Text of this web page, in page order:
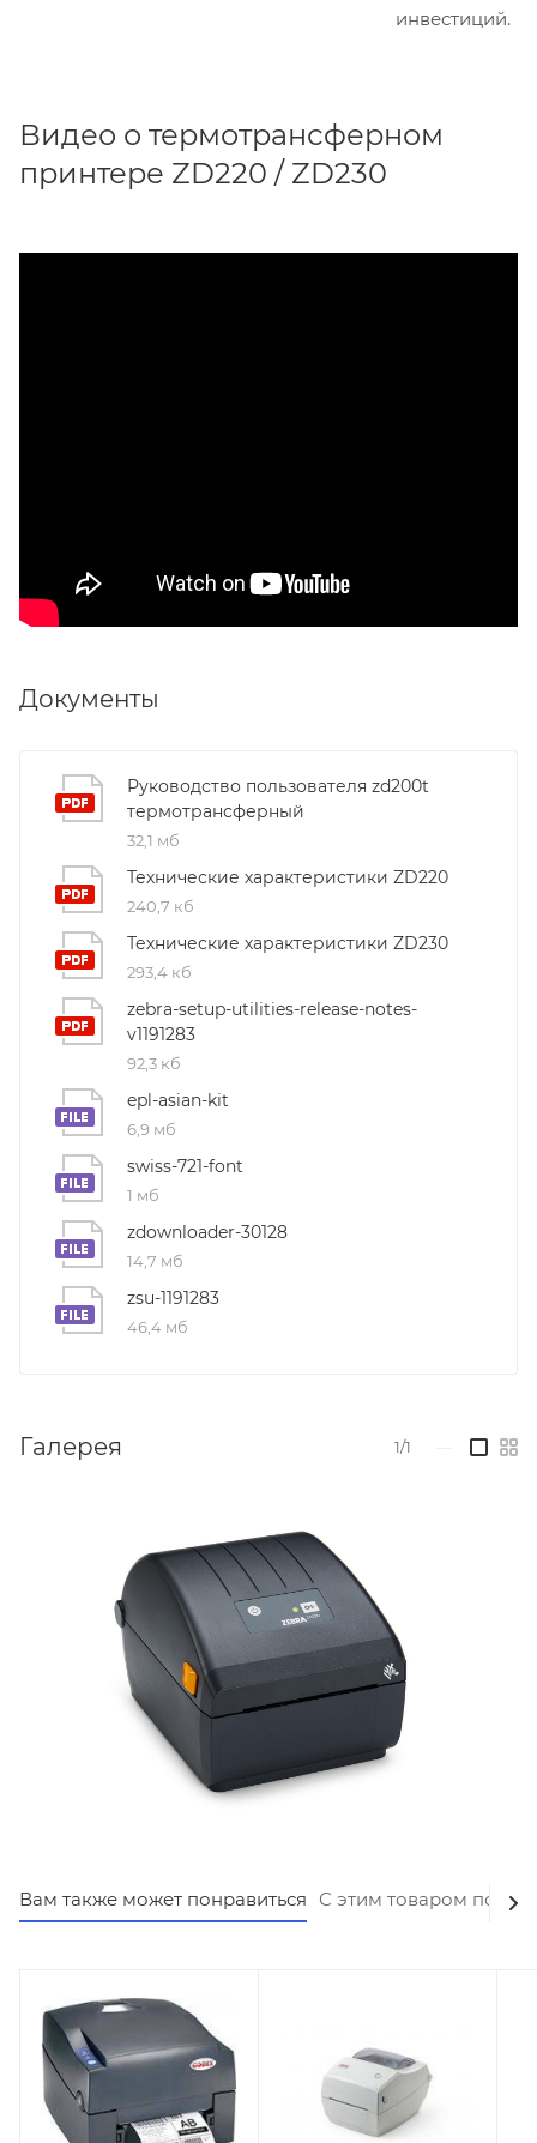
инвестиций.
Видео о термотрансферном
принтере ZD220 / ZD230
Документы
Руководство пользователя zd200t
термотрансферный
32,1 мб
Технические характеристики ZD220
240,7 кб
Технические характеристики ZD230
293,4 кб
zebra-setup-utilities-release-notes-
v1191283
92,3 кб
epl-asian-kit
6,9 мб
swiss-721-font
1 мб
zdownloader-30128
14,7 мб
zsu-1191283
46,4 мб
Галерея 1/1
Вам также может понравиться С этим товаром